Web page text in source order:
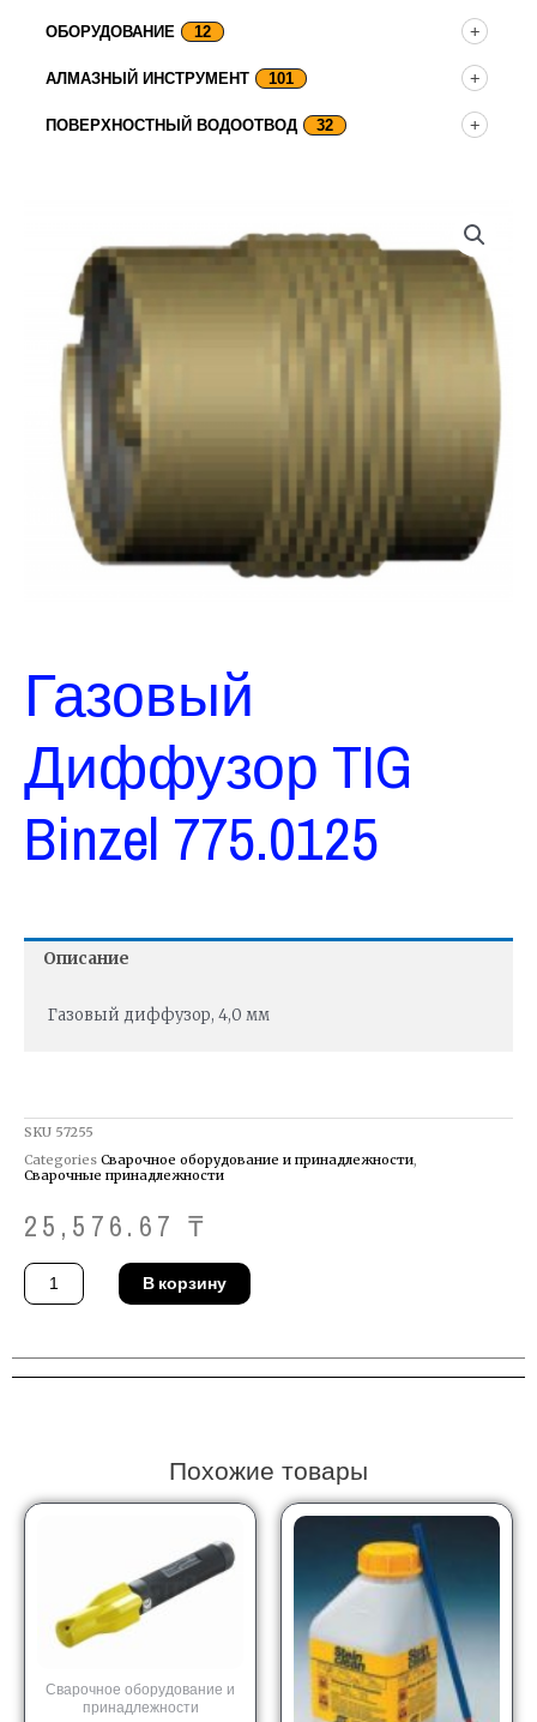
ОБОРУДОВАНИЕ 12
АЛМАЗНЫЙ ИНСТРУМЕНТ 101
ПОВЕРХНОСТНЫЙ ВОДООТВОД 32
Газовый
Диффузор TIG
Binzel 775.0125
Описание
Газовый диффузор, 4,0 мм
SKU 57255
Categories Сварочное оборудование и принадлежности,
Сварочные принадлежности
25,576.67 ₸
Количество
товара
Газовый
775.0125
В корзину
Похожие товары
Сварочное оборудование и
принадлежности